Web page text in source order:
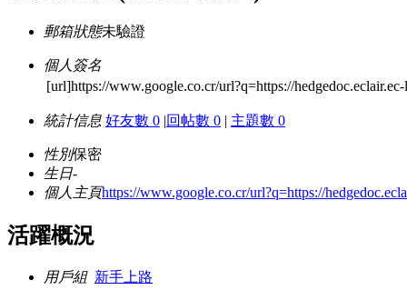
郵箱狀態未驗證
個人簽名
[url]https://www.google.co.cr/url?q=https://
統計信息 好友數 0 |回帖數 0 | 主題數 0
性別保密
生日-
個人主頁https://www.google.co.cr/url?q=https://
活躍概況
用戶組 新手上路